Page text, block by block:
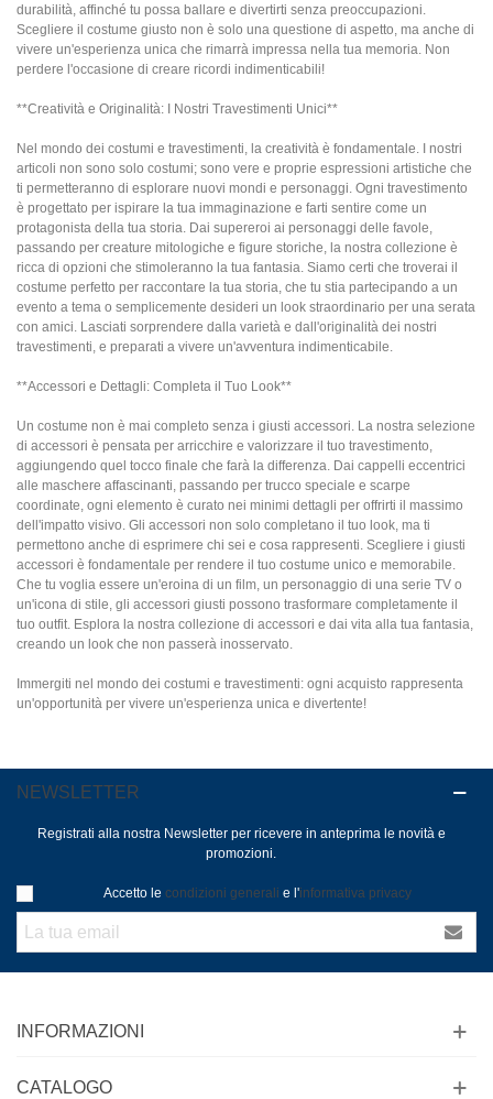
durabilità, affinché tu possa ballare e divertirti senza preoccupazioni.
Scegliere il costume giusto non è solo una questione di aspetto, ma anche di
vivere un'esperienza unica che rimarrà impressa nella tua memoria. Non
perdere l'occasione di creare ricordi indimenticabili!
**Creatività e Originalità: I Nostri Travestimenti Unici**
Nel mondo dei costumi e travestimenti, la creatività è fondamentale. I nostri
articoli non sono solo costumi; sono vere e proprie espressioni artistiche che
ti permetteranno di esplorare nuovi mondi e personaggi. Ogni travestimento
è progettato per ispirare la tua immaginazione e farti sentire come un
protagonista della tua storia. Dai supereroi ai personaggi delle favole,
passando per creature mitologiche e figure storiche, la nostra collezione è
ricca di opzioni che stimoleranno la tua fantasia. Siamo certi che troverai il
costume perfetto per raccontare la tua storia, che tu stia partecipando a un
evento a tema o semplicemente desideri un look straordinario per una serata
con amici. Lasciati sorprendere dalla varietà e dall'originalità dei nostri
travestimenti, e preparati a vivere un'avventura indimenticabile.
**Accessori e Dettagli: Completa il Tuo Look**
Un costume non è mai completo senza i giusti accessori. La nostra selezione
di accessori è pensata per arricchire e valorizzare il tuo travestimento,
aggiungendo quel tocco finale che farà la differenza. Dai cappelli eccentrici
alle maschere affascinanti, passando per trucco speciale e scarpe
coordinate, ogni elemento è curato nei minimi dettagli per offrirti il massimo
dell'impatto visivo. Gli accessori non solo completano il tuo look, ma ti
permettono anche di esprimere chi sei e cosa rappresenti. Scegliere i giusti
accessori è fondamentale per rendere il tuo costume unico e memorabile.
Che tu voglia essere un'eroina di un film, un personaggio di una serie TV o
un'icona di stile, gli accessori giusti possono trasformare completamente il
tuo outfit. Esplora la nostra collezione di accessori e dai vita alla tua fantasia,
creando un look che non passerà inosservato.
Immergiti nel mondo dei costumi e travestimenti: ogni acquisto rappresenta
un'opportunità per vivere un'esperienza unica e divertente!
NEWSLETTER
Registrati alla nostra Newsletter per ricevere in anteprima le novità e
promozioni.
Accetto le condizioni generali e l'informativa privacy
INFORMAZIONI
CATALOGO